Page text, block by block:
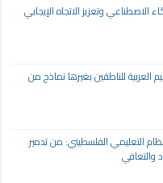
الاصطناعي وتعزيز الاتجاه الإيجابي
العربية للناطقين بغيرها نماذج من
على النظام التعليمي الفلسطيني: من تدمير
والتعافي